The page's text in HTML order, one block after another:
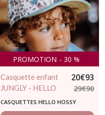
PROMOTION - 30 %
Casquette enfant
JUNGLY - HELLO
HOSSY - 2 / 5 ans
20€93
29€90
CASQUETTES HELLO HOSSY